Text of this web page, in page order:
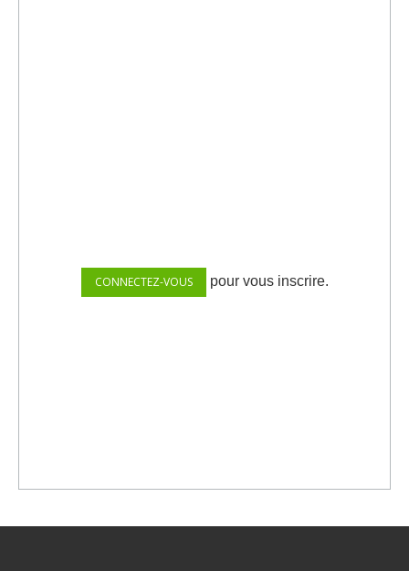
CONNECTEZ-VOUS pour vous inscrire.